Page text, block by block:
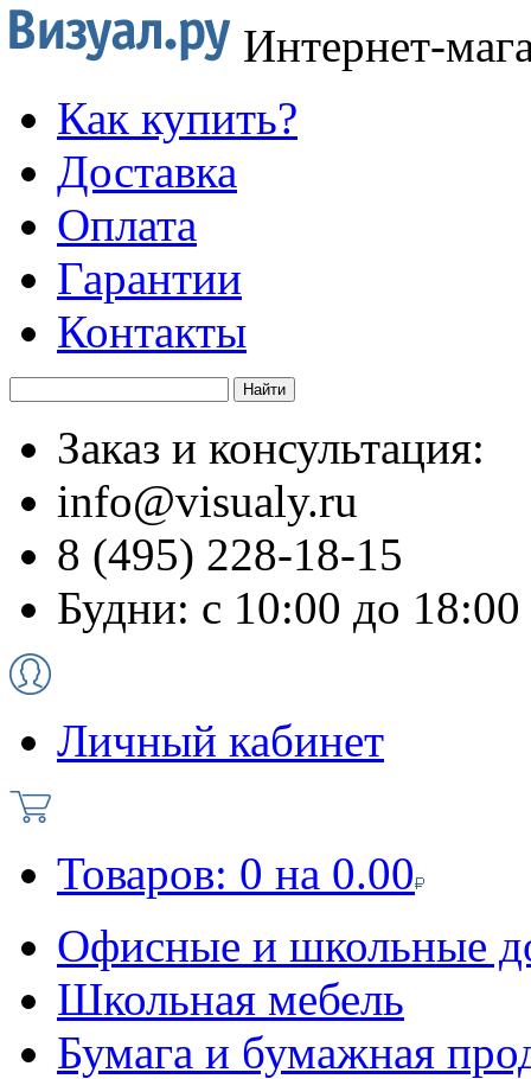
Интернет-
Как купить?
Доставка
Оплата
Гарантии
Контакты
Заказ и консультация:
info@visualy.ru
8 (495) 228-18-15
Будни: с 10:00 до 18:00
Личный кабинет
Товаров: 0 на 0.00
Офисные и школьные
Школьная мебель
Бумага и бумажная